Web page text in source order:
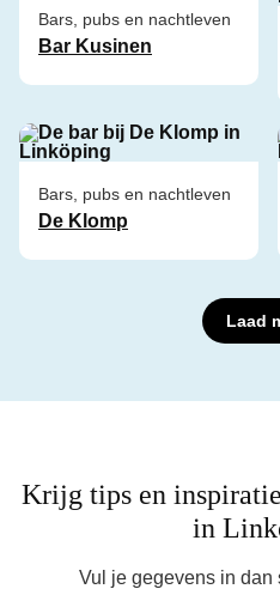
Bars, pubs en nachtleven
Bar Kusinen
Bars, pubs en nachtleven
De Klomp
Laad
Krijg tips en
in
Vul je gegevens in dan